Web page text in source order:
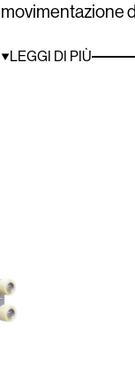
movimentazione
premanigliate,
da parte dei
sono realizzati
LEGGI DI PIÙ